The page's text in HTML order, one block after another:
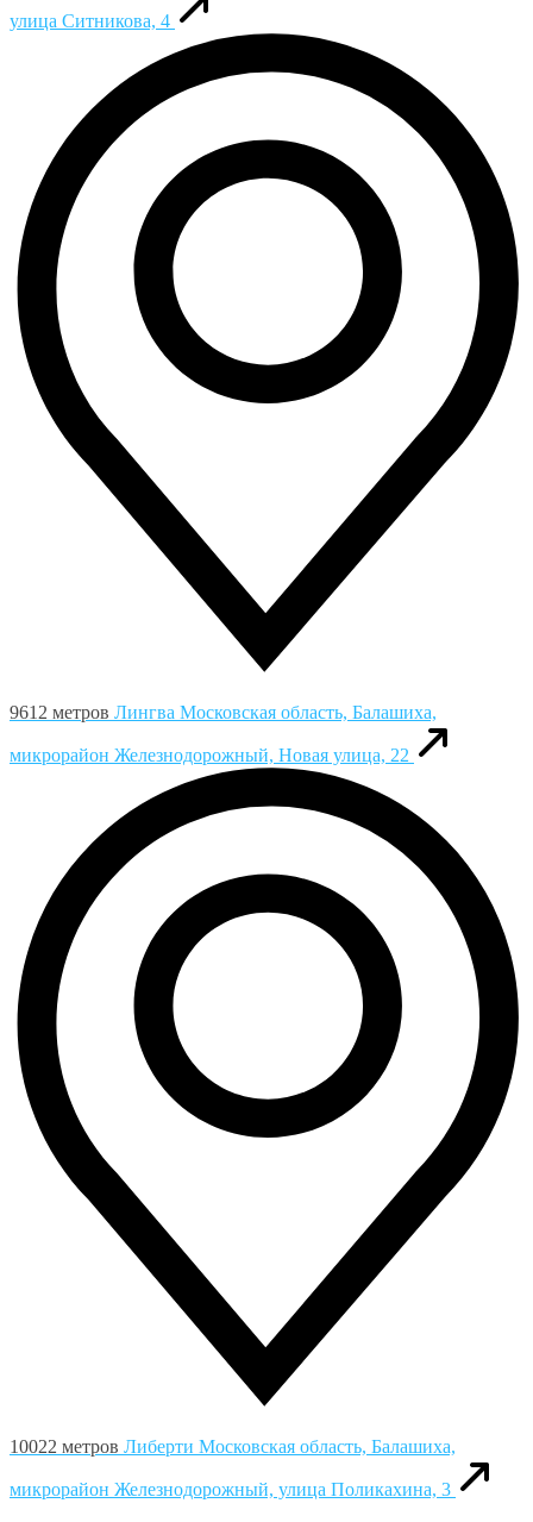
улица Ситникова, 4
9612 метров Лингва Московская область, Балашиха,
микрорайон Железнодорожный, Новая улица, 22
10022 метров Либерти Московская область, Балашиха,
микрорайон Железнодорожный, улица Поликахина, 3